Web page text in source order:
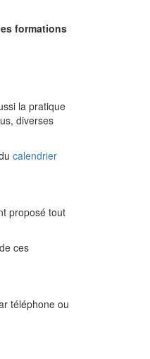
formations
la pratique
diverses
calendrier
proposé tout
ces
téléphone ou